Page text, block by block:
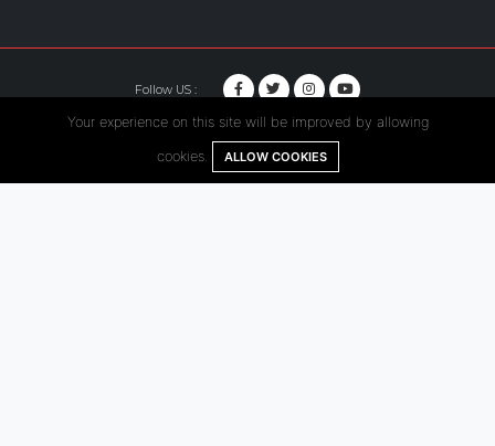
Follow US :
© Copyright 2020. Hutama Karya All Rights Reserved.
Your experience on this site will be improved by allowing
cookies. ALLOW COOKIES